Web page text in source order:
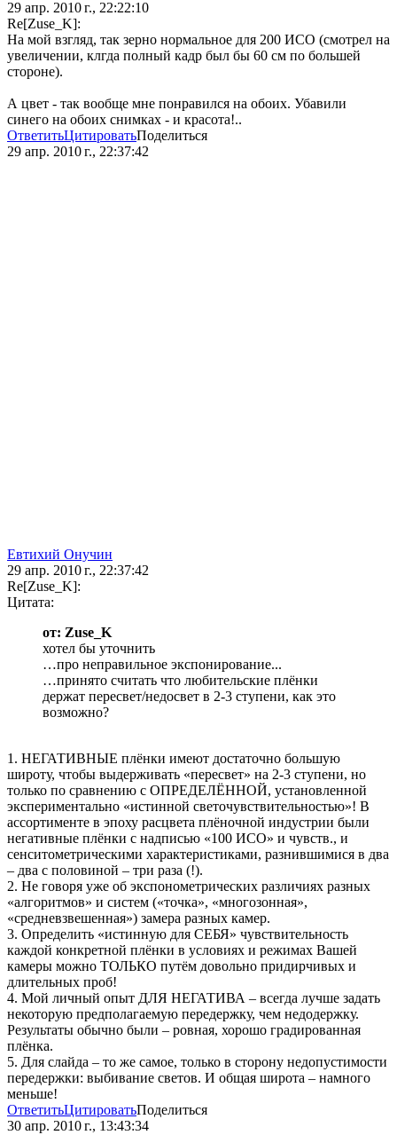
29 апр. 2010 г., 22:22:10
Re[Zuse_K]:
На мой взгляд, так зерно нормальное для 200 ИСО (смотрел на
увеличении, клгда полный кадр был бы 60 см по большей
стороне).
А цвет - так вообще мне понравился на обоих. Убавили
синего на обоих снимках - и красота!..
ОтветитьЦитироватьПоделиться
29 апр. 2010 г., 22:37:42
Евтихий Онучин
29 апр. 2010 г., 22:37:42
Re[Zuse_K]:
Цитата:
от: Zuse_K
хотел бы уточнить
…про неправильное экспонирование...
…принято считать что любительские плёнки
держат пересвет/недосвет в 2-3 ступени, как это
возможно?
1. НЕГАТИВНЫЕ плёнки имеют достаточно большую
широту, чтобы выдерживать «пересвет» на 2-3 ступени, но
только по сравнению с ОПРЕДЕЛЁННОЙ, установленной
экспериментально «истинной светочувствительностью»! В
ассортименте в эпоху расцвета плёночной индустрии были
негативные плёнки с надписью «100 ИСО» и чувств., и
сенситометрическими характеристиками, разнившимися в два
– два с половиной – три раза (!).
2. Не говоря уже об экспонометрических различиях разных
«алгоритмов» и систем («точка», «многозонная»,
«средневзвешенная») замера разных камер.
3. Определить «истинную для СЕБЯ» чувствительность
каждой конкретной плёнки в условиях и режимах Вашей
камеры можно ТОЛЬКО путём довольно придирчивых и
длительных проб!
4. Мой личный опыт ДЛЯ НЕГАТИВА – всегда лучше задать
некоторую предполагаемую передержку, чем недодержку.
Результаты обычно были – ровная, хорошо градированная
плёнка.
5. Для слайда – то же самое, только в сторону недопустимости
передержки: выбивание светов. И общая широта – намного
меньше!
ОтветитьЦитироватьПоделиться
30 апр. 2010 г., 13:43:34